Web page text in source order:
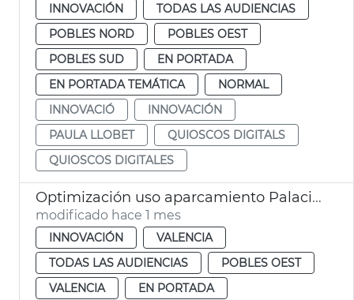
INNOVACIÓN
TODAS LAS AUDIENCIAS
POBLES NORD
POBLES OEST
POBLES SUD
EN PORTADA
EN PORTADA TEMÁTICA
NORMAL
INNOVACIÓ
INNOVACIÓN
PAULA LLOBET
QUIOSCOS DIGITALS
QUIOSCOS DIGITALES
Optimización uso aparcamiento Palacio de Congresos por el Sandbox Urbà
modificado hace 1 mes
INNOVACIÓN
VALENCIA
TODAS LAS AUDIENCIAS
POBLES OEST
VALENCIA
EN PORTADA